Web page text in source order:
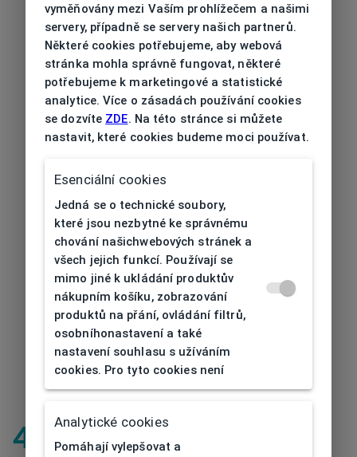
404| Stránka
vyměňovány mezi Vaším prohlížečem a našimi
servery, případně se servery našich partnerů.
Některé cookies potřebujeme, aby webová
stránka mohla správně fungovat, některé
potřebujeme k marketingové a statistické
analytice. Více o zásadách používání cookies
se dozvíte ZDE. Na této stránce si můžete
nastavit, které cookies budeme moci používat.
Esenciální cookies
Jedná se o technické soubory,
které jsou nezbytné ke správnému
chování našichwebových stránek a
všech jejich funkcí. Používají se
mimo jiné k ukládání produktův
nákupním košíku, zobrazování
produktů na přání, ovládání filtrů,
osobníhonastavení a také
nastavení souhlasu s užíváním
cookies. Pro tyto cookies není
Analytické cookies
Pomáhají vylepšovat a